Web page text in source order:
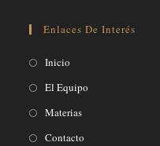
Enlaces De Interés
Inicio
El Equipo
Materias
Contacto